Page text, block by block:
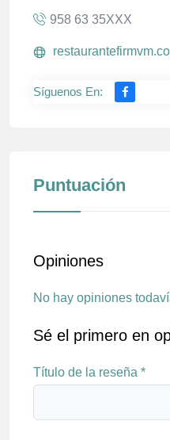
958 63 35XXX
Síguenos En:
Puntuación
Opiniones
No hay opiniones
Sé el primero en
Título de la reseña *